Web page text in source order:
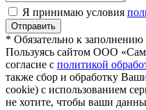
Я принимаю условия
* Обязательно к заполнению
Пользуясь сайтом ООО
согласие с политикой
также сбор и обработку
cookie) с использованием
не хотите, чтобы ваши